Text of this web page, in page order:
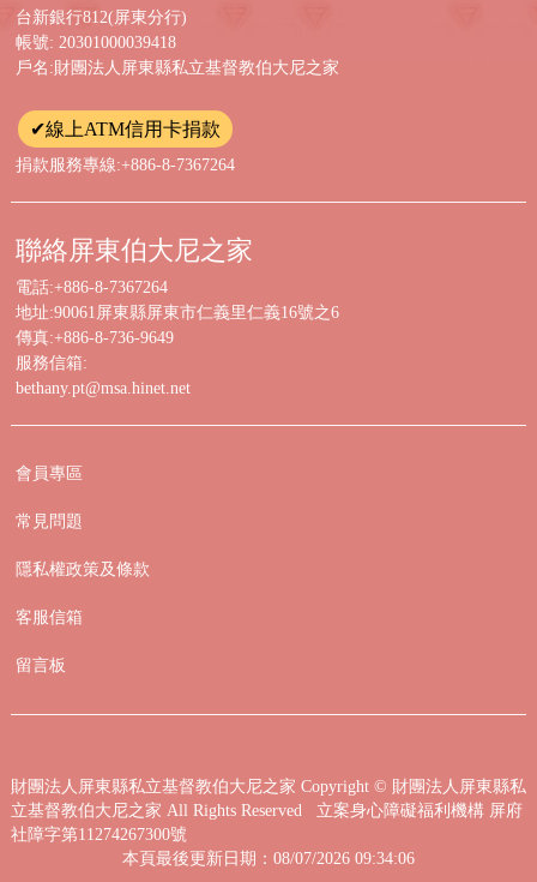
台新銀行812(屏東分行)
帳號: 20301000039418
戶名:財團法人屏東縣私立基督教伯大尼之家
✔線上ATM信用卡捐款
捐款服務專線:+886-8-7367264
聯絡屏東伯大尼之家
電話:+886-8-7367264
地址:90061屏東縣屏東市仁義里仁義16號之6
傳真:+886-8-736-9649
服務信箱:
bethany.pt@msa.hinet.net
會員專區
常見問題
隱私權政策及條款
客服信箱
留言板
財團法人屏東縣私立基督教伯大尼之家 Copyright © 財團法人屏東縣私
立基督教伯大尼之家 All Rights Reserved 立案身心障礙福利機構 屏府
社障字第11274267300號
本頁最後更新日期：08/07/2026 09:34:06